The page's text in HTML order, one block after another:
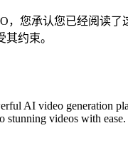
，您承认您已经阅读了
约束。
AI video generation
stunning videos with ease.